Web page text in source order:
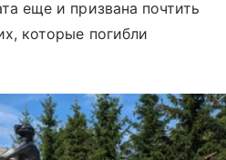
еще и призвана почтить
которые погибли